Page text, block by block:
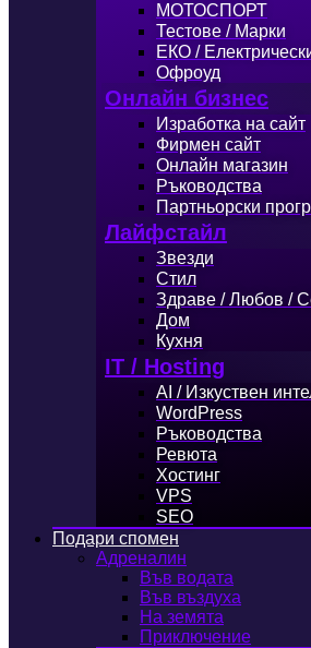
МОТОСПОРТ
Тестове / Марки
ЕКО /
Офроуд
Онлайн бизнес
Изработка на сайт
Фирмен сайт
Онлайн магазин
Ръководства
Партньорски
Лайфстайл
Звезди
Стил
Здраве / Любов /
Дом
Кухня
IT / Hosting
AI / Изкуствен
WordPress
Ръководства
Ревюта
Хостинг
VPS
SEO
Подари спомен
Адреналин
Във водата
Във въздуха
На земята
Приключение